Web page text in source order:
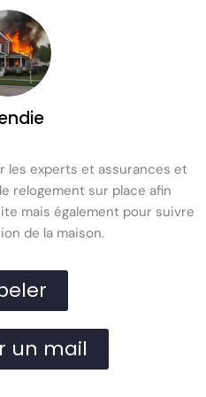
les experts et assurances et
relogement sur place afin
mais également pour suivre
de la maison.
un mail